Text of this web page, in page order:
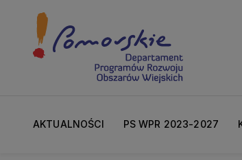
AKTUALNOŚCI PS WPR 2023-2027